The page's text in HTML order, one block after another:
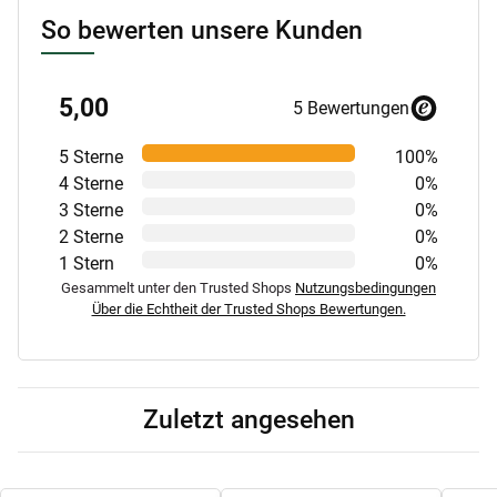
So bewerten unsere Kunden
5,00 5 Bewertungen
5 Sterne
100%
4 Sterne
0%
3 Sterne
0%
2 Sterne
0%
1 Stern
0%
Gesammelt unter den Trusted Shops Nutzungsbedingungen
Über die Echtheit der Trusted Shops Bewertungen.
Zuletzt angesehen